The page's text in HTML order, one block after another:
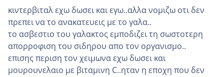
κιντερβιταλ εχω δωσει και εγω..αλλα νομιζω οτι δεν
πρεπει να το ανακατευεις με το γαλα..
το ασβεστιο του γαλακτος εμποδιζει τη σωστοτερη
απορροφιση του σιδηρου απο τον οργανισμο..
επισης περιση τον χειμωνα εχω δωσει και
μουρουνελαιο με βιταμινη C..ηταν η εποχη που δεν